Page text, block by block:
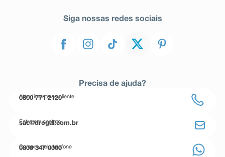
Siga nossas redes sociais
Precisa de ajuda?
Atendimento ao cliente
0800 771 2120
Entre em contato
sac@drogal.com.br
Compre pelo telefone
0800 347 0000